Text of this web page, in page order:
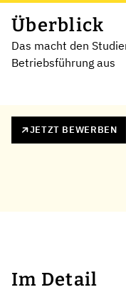
Überblick
Das macht den
Betriebsführung aus
JETZT BEWERBEN
Im Detail